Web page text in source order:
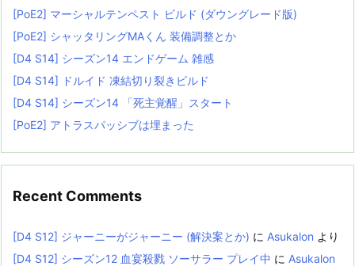
[PoE2] マーシャルテンペスト ビルド (ダウングレード版)
[PoE2] シャッタリングMAくん 装備調整とか
[D4 S14] シーズン14 エンドゲーム 雑感
[D4 S14] ドルイド 凍結切り裂きビルド
[D4 S14] シーズン14 「死主覚醒」スタート
[PoE2] アトラスパッシブは埋まった
Recent Comments
[D4 S12] ジャーニーがジャーニー (解決案とか) に Asukalon より
[D4 S12] シーズン12 血宴殺戮 ソーサラー プレイ中 に Asukalon